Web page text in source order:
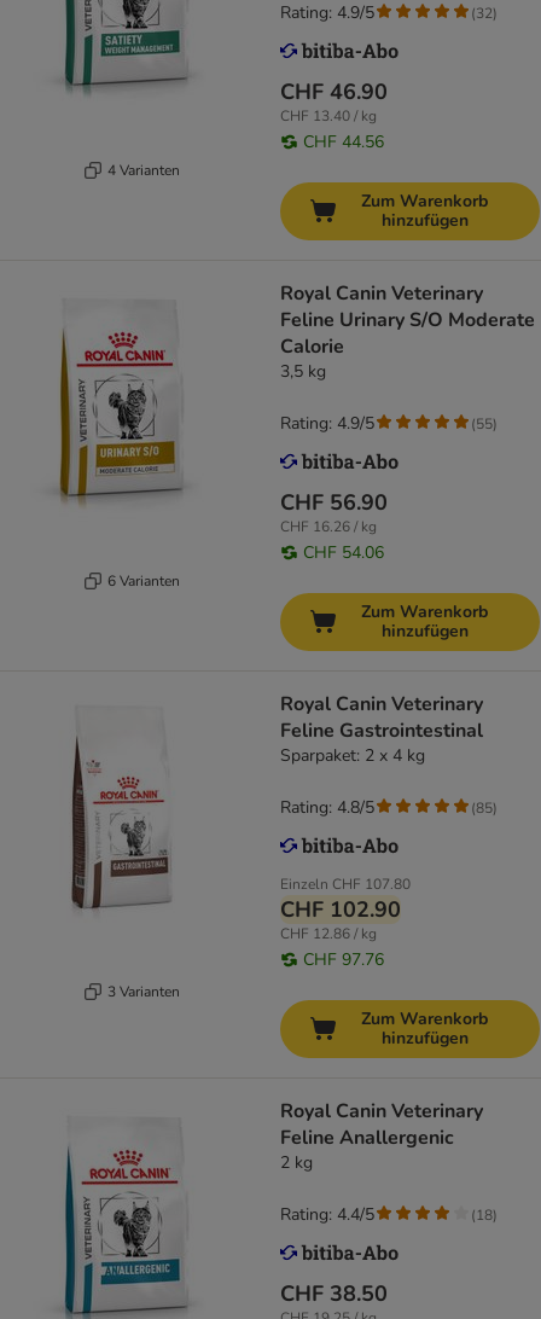
4 Varianten
CHF 46.90
CHF 13.40 / kg
CHF 44.56
Rating: 4.9/5 (32)
Zum Warenkorb
hinzufügen
6 Varianten
Royal Canin Veterinary
Feline Urinary S/O Moderate
Calorie
3,5 kg
CHF 56.90
CHF 16.26 / kg
CHF 54.06
Rating: 4.9/5 (55)
Zum Warenkorb
hinzufügen
3 Varianten
Royal Canin Veterinary
Feline Gastrointestinal
Sparpaket: 2 x 4 kg
Einzeln CHF 107.80
CHF 102.90
CHF 12.86 / kg
CHF 97.76
Rating: 4.8/5 (85)
Zum Warenkorb
hinzufügen
Royal Canin Veterinary
Feline Anallergenic
2 kg
CHF 38.50
Rating: 4.4/5 (18)